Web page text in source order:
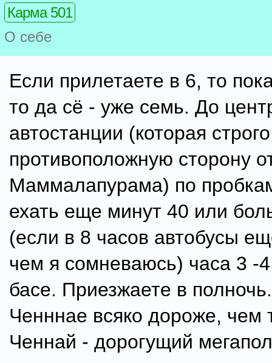
Карма 501
О себе
Если прилетаете в 6, то
то да сё - уже семь. До
автостанции (которая
противоположную сторону
Маммалапурама) по
ехать еще минут 40 или
(если в 8 часов автобусы
чем я сомневаюсь) часа 3 -
басе. Приезжаете в
Ченннае всяко дороже, чем
Ченнай - дорогущий